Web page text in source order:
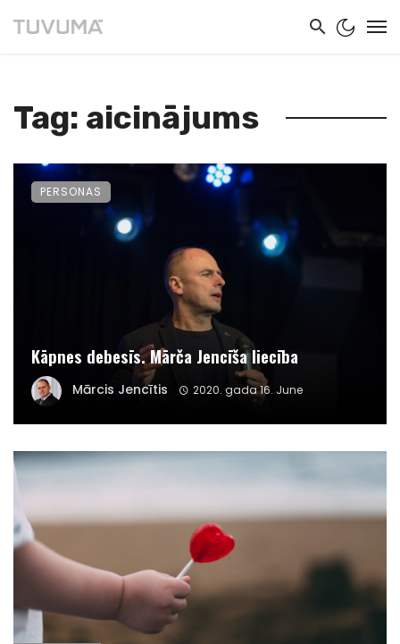
Tag: aicinājums
Kāpnes debesīs. Mārča Jencīša liecība
Mārcis Jencītis 2020. gada 16. June
PERSONAS